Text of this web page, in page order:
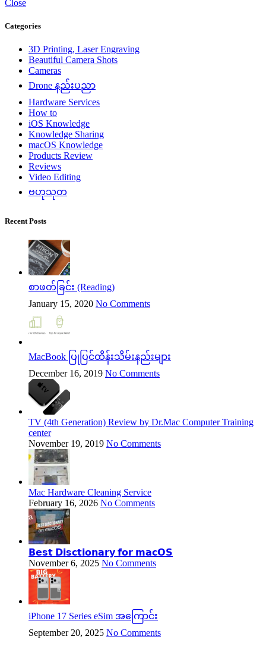
Close
Categories
3D Printing, Laser Engraving
Beautiful Camera Shots
Cameras
Drone နည်းပညာ
Hardware Services
How to
iOS Knowledge
Knowledge Sharing
macOS Knowledge
Products Review
Reviews
Video Editing
ဗဟုသုတ
Recent Posts
စာဖတ်ခြင်း (Reading)
January 15, 2020 No Comments
MacBook ပြုပြင်ထိန်းသိမ်းနည်းများ
December 16, 2019 No Comments
TV (4th Generation) Review by Dr.Mac Computer Training
center
November 19, 2019 No Comments
Mac Hardware Cleaning Service
February 16, 2026 No Comments
𝗕𝗲𝘀𝘁 𝗗𝗶𝘀𝗰𝘁𝗶𝗼𝗻𝗮𝗿𝘆 𝗳𝗼𝗿 𝗺𝗮𝗰𝗢𝗦
November 6, 2025 No Comments
iPhone 17 Series eSim အကြောင်း
September 20, 2025 No Comments